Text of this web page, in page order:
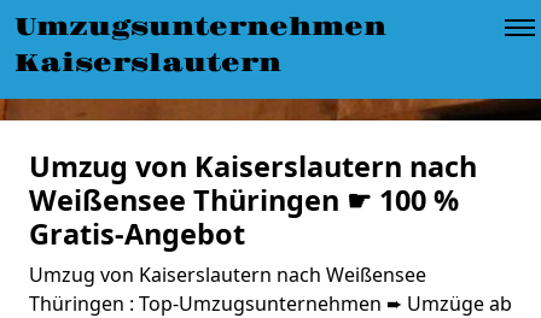
Umzugsunternehmen
Kaiserslautern
Umzug von Kaiserslautern nach
Weißensee Thüringen ☛ 100 %
Gratis-Angebot
Umzug von Kaiserslautern nach Weißensee
Thüringen : Top-Umzugsunternehmen ➨ Umzüge ab